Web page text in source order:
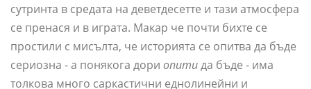
сутринта в средата на деветдесетте и тази атмосфера
се пренася и в играта. Макар че почти бихте се
простили с мисълта, че историята се опитва да бъде
сериозна - а понякога дори опитида бъде - има
толкова много саркастични еднолинейни и